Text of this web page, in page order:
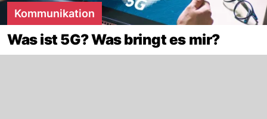
Kommunikation
Was ist 5G? Was bringt es mir?